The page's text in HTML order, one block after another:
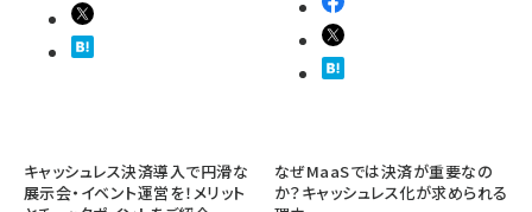
キャッシュレス決済導入で円滑な
展示会・イベント運営を！メリット
なぜMaaSでは決済が重要なの
か？キャッシュレス化が求められる